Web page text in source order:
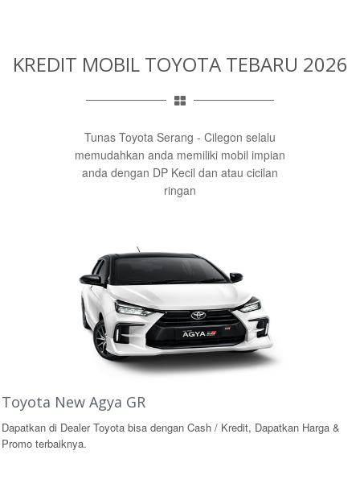
KREDIT MOBIL TOYOTA TEBARU 2026
Tunas Toyota Serang - Cilegon selalu
memudahkan anda memiliki mobil impian
anda dengan DP Kecil dan atau cicilan
ringan
Toyota New Agya GR
Dapatkan di Dealer Toyota bisa dengan Cash / Kredit, Dapatkan Harga &
Promo terbaiknya.